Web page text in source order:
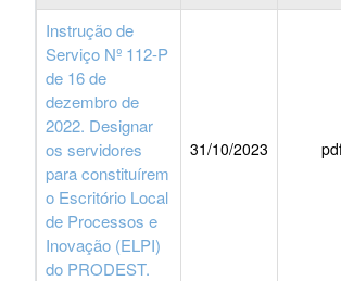
Instrução de
Serviço Nº 112-P
de 16 de
dezembro de
2022. Designar
os servidores
para constituírem
o Escritório Local
de Processos e
Inovação (ELPI)
do PRODEST.
31/10/2023